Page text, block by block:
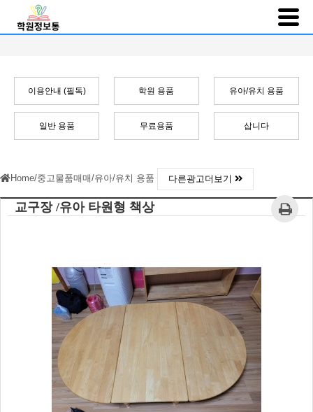
이용안내 (필독) 학원 용품 유아/유치 용품
일반 용품 무료용품 삽니다
Home/중고물품매매/유아/유치 용품 다른광고더보기
교구장 /유아 타원형 책상